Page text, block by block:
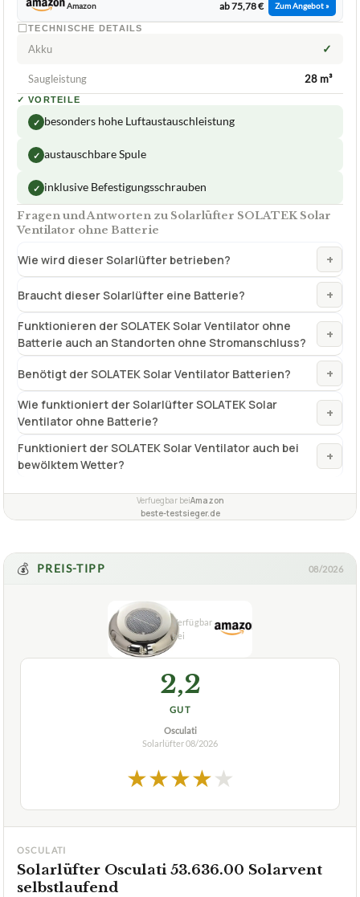
Amazon ab 75,78 € Zum Angebot »
TECHNISCHE DETAILS
Akku ✓
Saugleistung 28 m³
✓ VORTEILE
✓ besonders hohe Luftaustauschleistung
✓ austauschbare Spule
✓ inklusive Befestigungsschrauben
Fragen und Antworten zu Solarlüfter SOLATEK Solar
Ventilator ohne Batterie
Wie wird dieser Solarlüfter betrieben? +
Braucht dieser Solarlüfter eine Batterie? +
Funktionieren der SOLATEK Solar Ventilator ohne
Batterie auch an Standorten ohne Stromanschluss?
+
Benötigt der SOLATEK Solar Ventilator Batterien? +
Wie funktioniert der Solarlüfter SOLATEK Solar
Ventilator ohne Batterie?
+
Funktioniert der SOLATEK Solar Ventilator auch bei
bewölktem Wetter?
+
Verfuegbar beiAmazon
beste-testsieger.de
💰 PREIS-TIPP 08/2026
2,2
GUT
Osculati
Solarlüfter08/2026
★★★★★
OSCULATI
Solarlüfter Osculati 53.636.00 Solarvent
selbstlaufend